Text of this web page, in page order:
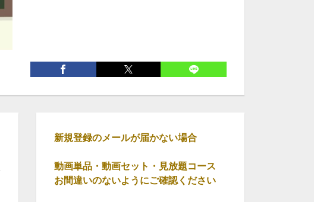
新規登録のメールが届かない場合
動画単品・動画セット・見放題コース
お間違いのないようにご確認ください